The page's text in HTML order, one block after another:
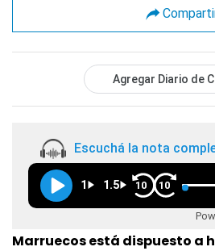
Agregar Diario de
Escuchá la nota
1 1.5 10 10
Marruecos está dispuesto a